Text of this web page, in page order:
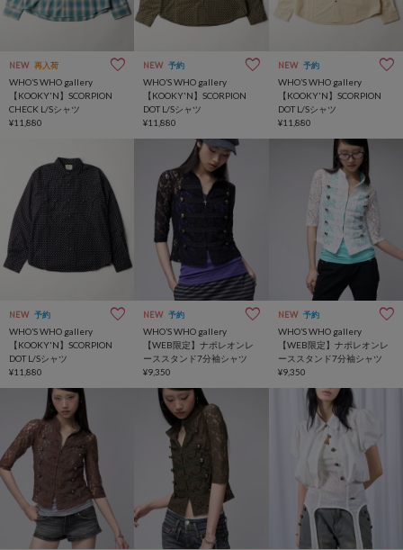
NEW 再入荷
WHO’S WHO gallery
【KOOKY'N】SCORPION
CHECK L/Sシャツ
¥11,880
NEW 予約
WHO’S WHO gallery
【KOOKY'N】SCORPION
DOT L/Sシャツ
¥11,880
NEW 予約
WHO’S WHO gallery
【KOOKY'N】SCORPION
DOT L/Sシャツ
¥11,880
NEW 予約
WHO’S WHO gallery
【KOOKY'N】SCORPION
DOT L/Sシャツ
¥11,880
NEW 予約
WHO’S WHO gallery
【WEB限定】ナポレオンレ
ーススタンド7分袖シャツ
¥9,350
NEW 予約
WHO’S WHO gallery
【WEB限定】ナポレオンレ
ーススタンド7分袖シャツ
¥9,350